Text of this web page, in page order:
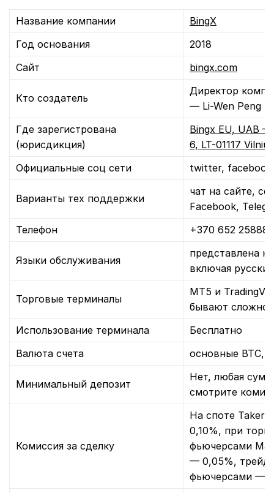
Название компании
BingX
Год основания
2018
Сайт
bingx.com
Кто создатель
Директор
— Li-Wen Peng
Где зарегистрована
(юрисдикция)
Bingx EU, UAB
6, LT-01117 Vilnius
Официальные соц сети
twitter,
Варианты тех поддержки
чат на сайте,
Facebook,
Телефон
+370 652 25888
Языки обслуживания
представлена
включая
Торговые терминалы
MT5 и
бывают
Использование терминала
Бесплатно
Валюта счета
основные BTC,
Минимальный депозит
Нет, любая
смотрите
Комиссия за сделку
На споте Taker
0,10%, при
фьючерсами
— 0,05%,
фьючерсами —